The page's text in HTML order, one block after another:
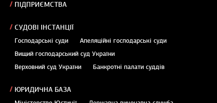
ПІДПРИЄМСТВА
СУДОВІ ІНСТАНЦІЇ
Господарські суди
Апеляційні господарські суди
Вищий господарський суд України
Верховний суд України
Банкротні палати суддів
ЮРИДИЧНА БАЗА